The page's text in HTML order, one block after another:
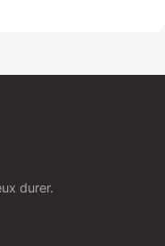
durer.